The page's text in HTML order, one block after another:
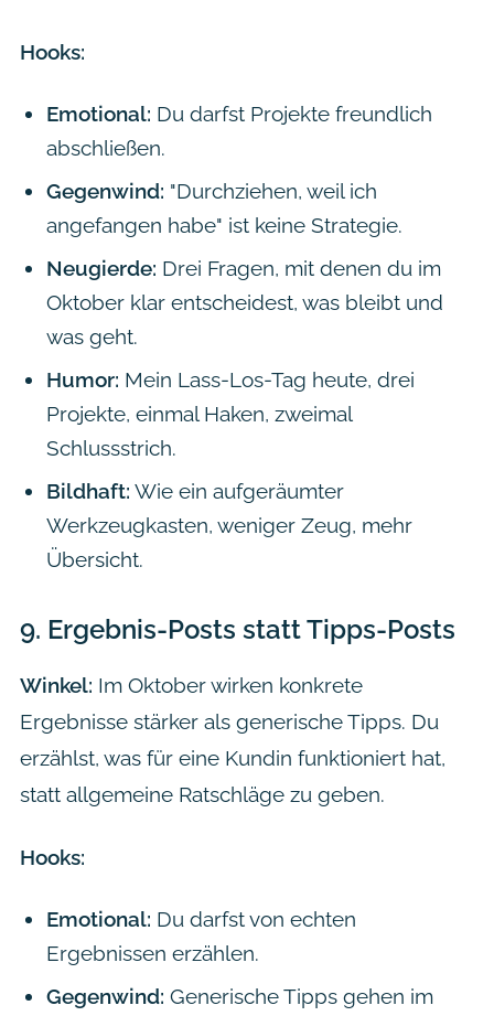
Hooks:
Emotional: Du darfst Projekte freundlich
abschließen.
Gegenwind: "Durchziehen, weil ich
angefangen habe" ist keine Strategie.
Neugierde: Drei Fragen, mit denen du im
Oktober klar entscheidest, was bleibt und
was geht.
Humor: Mein Lass-Los-Tag heute, drei
Projekte, einmal Haken, zweimal
Schlussstrich.
Bildhaft: Wie ein aufgeräumter
Werkzeugkasten, weniger Zeug, mehr
Übersicht.
9. Ergebnis-Posts statt Tipps-Posts
Winkel: Im Oktober wirken konkrete
Ergebnisse stärker als generische Tipps. Du
erzählst, was für eine Kundin funktioniert hat,
statt allgemeine Ratschläge zu geben.
Hooks:
Emotional: Du darfst von echten
Ergebnissen erzählen.
Gegenwind: Generische Tipps gehen im